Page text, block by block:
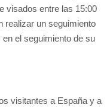
visados entre las 15:00
realizar un seguimiento
el seguimiento de su
visitantes a España y a